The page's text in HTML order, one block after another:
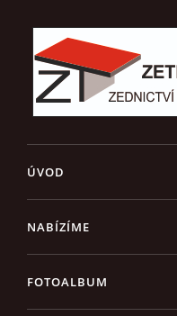
ÚVOD
NABÍZÍME
FOTOALBUM